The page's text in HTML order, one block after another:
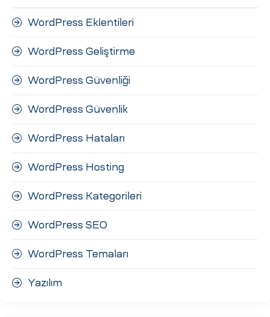
WordPress Eklentileri
WordPress Geliştirme
WordPress Güvenliği
WordPress Güvenlik
WordPress Hataları
WordPress Hosting
WordPress Kategorileri
WordPress SEO
WordPress Temaları
Yazılım